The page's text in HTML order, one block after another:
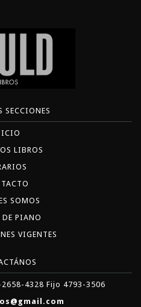
SECCIONES
LIBROS
SOMOS
DE PIANO
VIGENTES
2658-4328 Fijo 4793-3506